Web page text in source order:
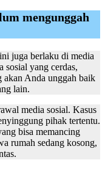
mengunggah
juga berlaku di media
sosial yang cerdas,
akan Anda unggah baik
lain.
media sosial. Kasus
pihak tertentu.
bisa memancing
rumah sedang kosong,